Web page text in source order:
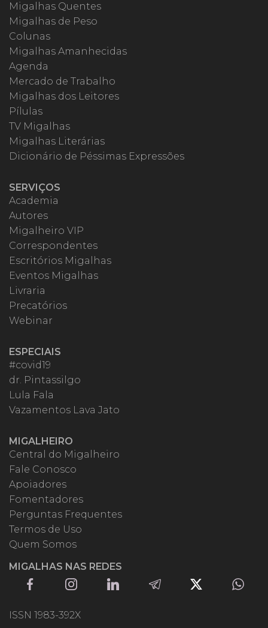
Migalhas Quentes
Migalhas de Peso
Colunas
Migalhas Amanhecidas
Agenda
Mercado de Trabalho
Migalhas dos Leitores
Pílulas
TV Migalhas
Migalhas Literárias
Dicionário de Péssimas Expressões
SERVIÇOS
Academia
Autores
Migalheiro VIP
Correspondentes
Escritórios Migalhas
Eventos Migalhas
Livraria
Precatórios
Webinar
ESPECIAIS
#covid19
dr. Pintassilgo
Lula Fala
Vazamentos Lava Jato
MIGALHEIRO
Central do Migalheiro
Fale Conosco
Apoiadores
Fomentadores
Perguntas Frequentes
Termos de Uso
Quem Somos
MIGALHAS NAS REDES
ISSN 1983-392X